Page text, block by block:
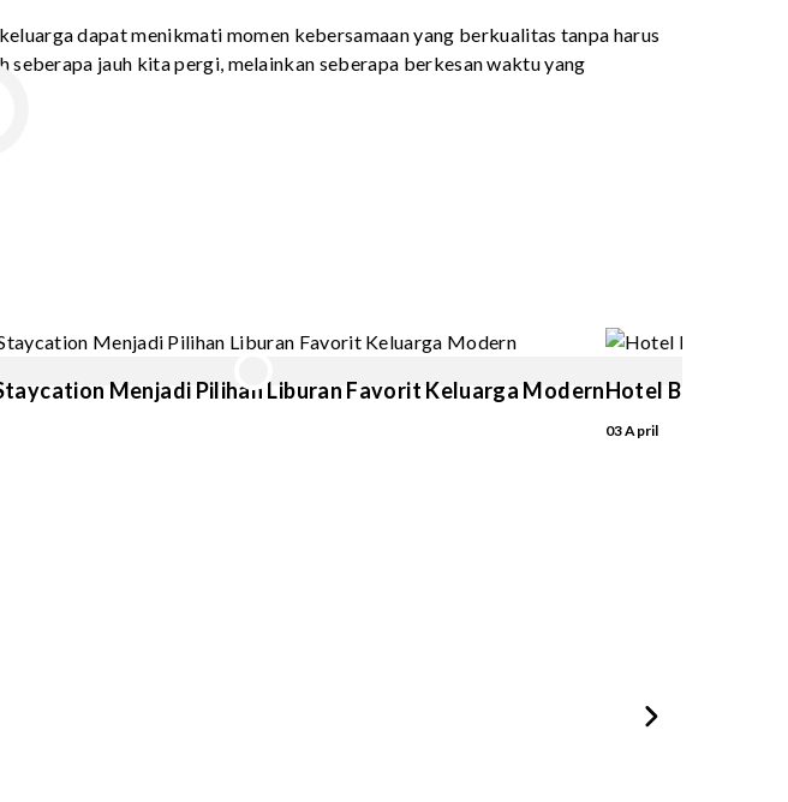
dapat menikmati momen kebersamaan yang berkualitas tanpa harus
seberapa jauh kita pergi, melainkan seberapa berkesan waktu yang
Menjadi Pilihan Liburan Favorit Keluarga ModernHotel Bintang 4
03 April